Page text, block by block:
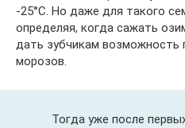
-25°С. Но даже для такого
определяя, когда сажать
дать зубчикам возможность
морозов.
Тогда уже после